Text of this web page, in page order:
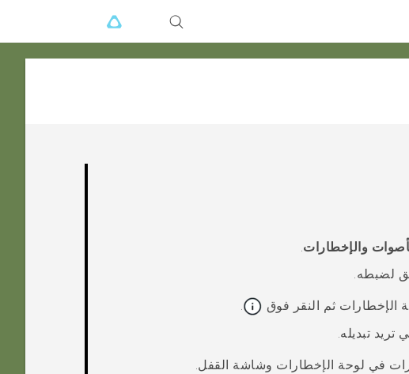
والإخطارات.
لضبطه.
الإخطارات ثم النقر فوق
تريد تبديله.
في لوحة الإخطارات وشاشة القفل.